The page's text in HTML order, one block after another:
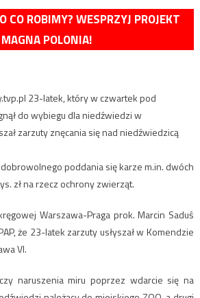
CO ROBIMY? WESPRZYJ PROJEKT
MAGNA POLONIA!
23-latek, który w czwartek pod
do wybiegu dla niedźwiedzi w
zarzuty znęcania się nad niedźwiedzicą
poddania się karze m.in. dwóch
zł na rzecz ochrony zwierząt.
Warszawa-Praga prok. Marcin Saduś
że 23-latek zarzuty usłyszał w Komendzie
VI.
naruszenia miru poprzez wdarcie się na